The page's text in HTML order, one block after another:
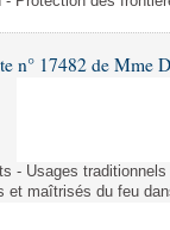
n° 17482 de Mme
- Usages
et maîtrisés du feu